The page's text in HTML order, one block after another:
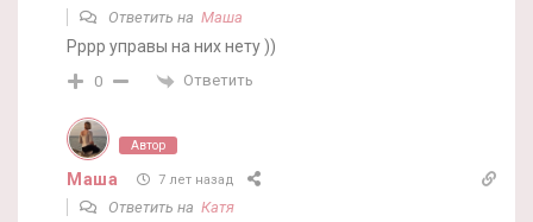
Ответить на Маша
Рррр управы на них нету ))
0 Ответить
Автор
Маша 7 лет назад
Ответить на Катя